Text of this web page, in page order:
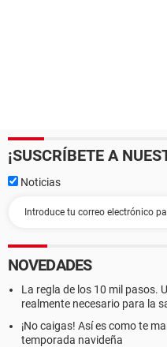
¡SUSCRÍBETE A
Noticias
NOVEDADES
La regla de los 10 mil pasos.
realmente necesario para la
¡No caigas! Así es como te
temporada navideña